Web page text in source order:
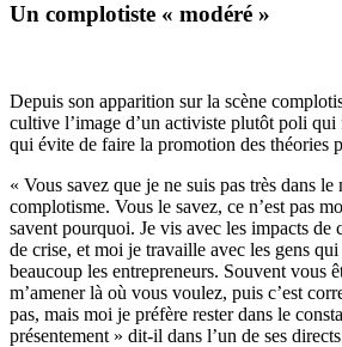
Un complotiste « modéré »
Depuis son apparition sur la scène
cultive l’image d’un activiste plutôt poli
qui évite de faire la promotion des théories
« Vous savez que je ne suis pas très dans
complotisme. Vous le savez, ce n’est pas
savent pourquoi. Je vis avec les impacts de
de crise, et moi je travaille avec les gens
beaucoup les entrepreneurs. Souvent vous
m’amener là où vous voulez, puis c’est
pas, mais moi je préfère rester dans le
présentement » dit-il dans l’un de ses